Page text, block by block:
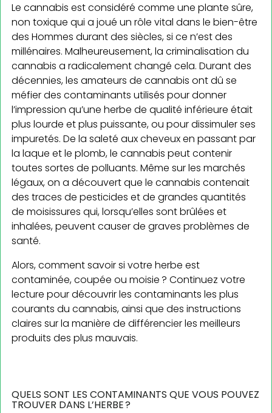
Le cannabis est considéré comme une plante sûre,
non toxique qui a joué un rôle vital dans le bien-être
des Hommes durant des siècles, si ce n’est des
millénaires. Malheureusement, la criminalisation du
cannabis a radicalement changé cela. Durant des
décennies, les amateurs de cannabis ont dû se
méfier des contaminants utilisés pour donner
l’impression qu’une herbe de qualité inférieure était
plus lourde et plus puissante, ou pour dissimuler ses
impuretés. De la saleté aux cheveux en passant par
la laque et le plomb, le cannabis peut contenir
toutes sortes de polluants. Même sur les marchés
légaux, on a découvert que le cannabis contenait
des traces de pesticides et de grandes quantités
de moisissures qui, lorsqu’elles sont brûlées et
inhalées, peuvent causer de graves problèmes de
santé.
Alors, comment savoir si votre herbe est
contaminée, coupée ou moisie ? Continuez votre
lecture pour découvrir les contaminants les plus
courants du cannabis, ainsi que des instructions
claires sur la manière de différencier les meilleurs
produits des plus mauvais.
QUELS SONT LES CONTAMINANTS QUE VOUS POUVEZ
TROUVER DANS L’HERBE ?